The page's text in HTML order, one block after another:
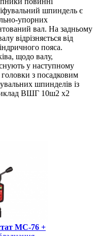
шпиндель є
упорних
вал. На задньому
відрізняється від
пояса.
щодо валу,
у наступному
з посадковим
шпинделів із
ВШГ 10ш2 х2
МС-76 +